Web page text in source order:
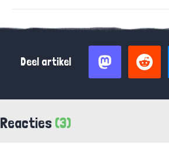
Deel artikel
Reacties (3)